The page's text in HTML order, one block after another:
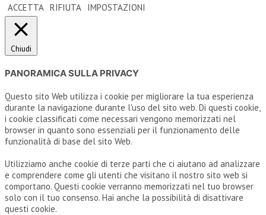
ACCETTA RIFIUTA IMPOSTAZIONI
Chiudi
PANORAMICA SULLA PRIVACY
Questo sito Web utilizza i cookie per migliorare la tua esperienza
durante la navigazione durante l'uso del sito web. Di questi cookie,
i cookie classificati come necessari vengono memorizzati nel
browser in quanto sono essenziali per il funzionamento delle
funzionalità di base del sito Web.
Utilizziamo anche cookie di terze parti che ci aiutano ad analizzare
e comprendere come gli utenti che visitano il nostro sito web si
comportano. Questi cookie verranno memorizzati nel tuo browser
solo con il tuo consenso. Hai anche la possibilità di disattivare
questi cookie.